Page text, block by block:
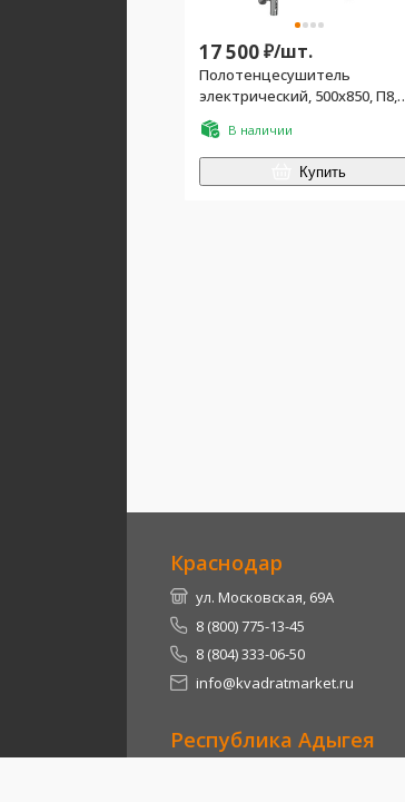
17 500₽/шт.
Полотенцесушитель
электрический, 500х850, П8,
управление quick touch,
цв.хромВ наличии
Купить
Краснодар
ул. Московская, 69А
8 (800) 775-13-45
8 (804) 333-06-50
info@kvadratmarket.ru
Республика Адыгея